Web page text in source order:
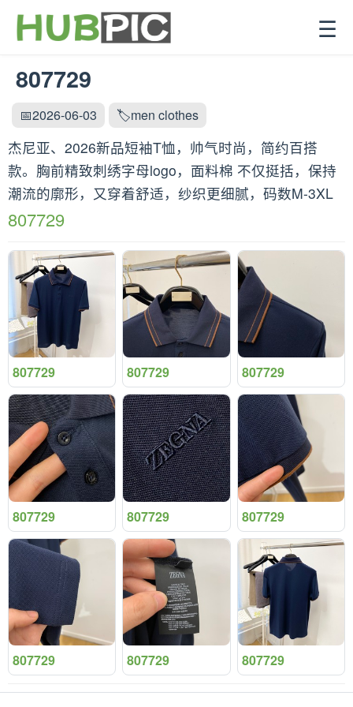
☰
807729
📅2026-06-03 🏷️men clothes
杰尼亚、2026新品短袖T恤，帅气时尚，简约百搭
款。胸前精致刺绣字母logo，面料棉 不仅挺括，保持
潮流的廓形，又穿着舒适，纱织更细腻，码数M-3XL
807729
807729 807729 807729
807729 807729 807729
807729 807729 807729